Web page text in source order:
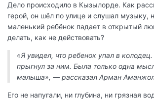
Дело происходило в Кызылорде. Как
герой, он шёл по улице и слушал музыку,
маленький ребёнок падает в открытый
делать, как не действовать?
«Я увидел, что ребенок упал в
прыгнул за ним. Была только одна
малыша», — рассказал Арман
Его не напугали, ни глубина, ни грязная